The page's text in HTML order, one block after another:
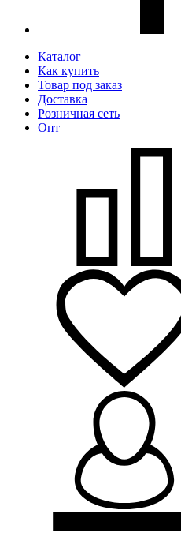
Каталог
Как купить
Товар под заказ
Доставка
Розничная сеть
Опт